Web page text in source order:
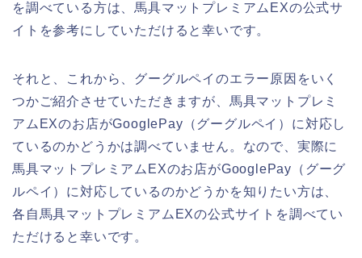
を調べている方は、馬具マットプレミアムEXの公式サ
イトを参考にしていただけると幸いです。
それと、これから、グーグルペイのエラー原因をいく
つかご紹介させていただきますが、馬具マットプレミ
アムEXのお店がGooglePay（グーグルペイ）に対応し
ているのかどうかは調べていません。なので、実際に
馬具マットプレミアムEXのお店がGooglePay（グーグ
ルペイ）に対応しているのかどうかを知りたい方は、
各自馬具マットプレミアムEXの公式サイトを調べてい
ただけると幸いです。